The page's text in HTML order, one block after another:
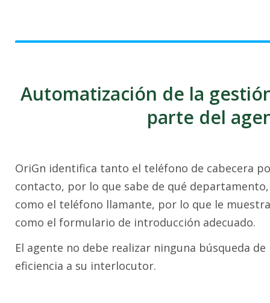
Automatización de la
parte del
OriGn identifica tanto el teléfono de cabecera
contacto, por lo que sabe de qué
como el teléfono llamante, por lo que le
como el formulario de introducción adecuado.
El agente no debe realizar ninguna búsqueda
eficiencia a su interlocutor.